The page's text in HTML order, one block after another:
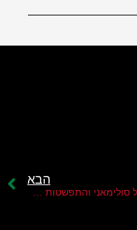
הבא
חיסול סולימאני והתפשטות איראן